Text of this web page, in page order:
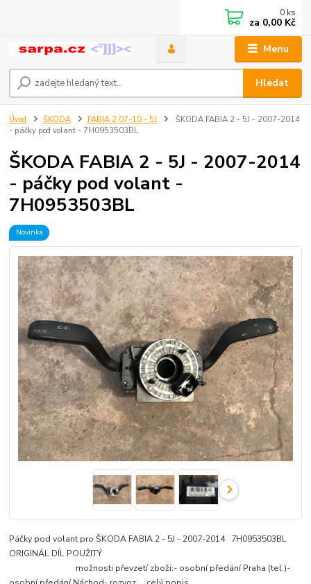
Menu
Hledat
0 ks
za 0,00 Kč
Úvod ŠKODA FABIA 2 07-10 - 5J
ŠKODA FABIA 2 - 5J - 2007-2014
- páčky pod volant - 7H0953503BL
ŠKODA FABIA 2 - 5J - 2007-2014
- páčky pod volant -
7H0953503BL
Novinka
Páčky pod volant pro ŠKODA FABIA 2 - 5J - 2007-2014 7H0953503BL
ORIGINÁL DÍL POUŽITÝ
možnosti převzetí zboži:- osobní předání Praha (tel.)-